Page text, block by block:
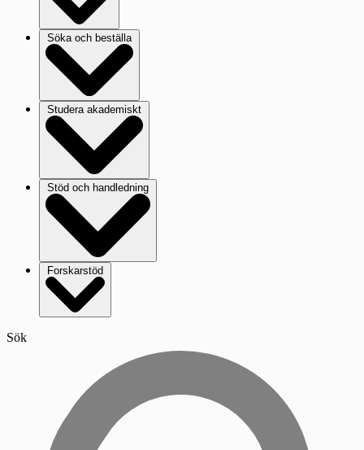
Söka och beställa
Studera akademiskt
Stöd och handledning
Forskarstöd
Sök